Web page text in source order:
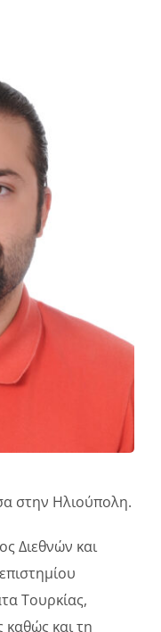
στην Ηλιούπολη.
Διεθνών και
Τουρκίας,
και τη